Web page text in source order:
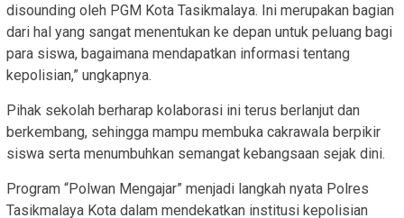
disounding oleh PGM Kota Tasikmalaya. Ini merupakan bagian
dari hal yang sangat menentukan ke depan untuk peluang bagi
para siswa, bagaimana mendapatkan informasi tentang
kepolisian,” ungkapnya.
Pihak sekolah berharap kolaborasi ini terus berlanjut dan
berkembang, sehingga mampu membuka cakrawala berpikir
siswa serta menumbuhkan semangat kebangsaan sejak dini.
Program “Polwan Mengajar” menjadi langkah nyata Polres
Tasikmalaya Kota dalam mendekatkan institusi kepolisian